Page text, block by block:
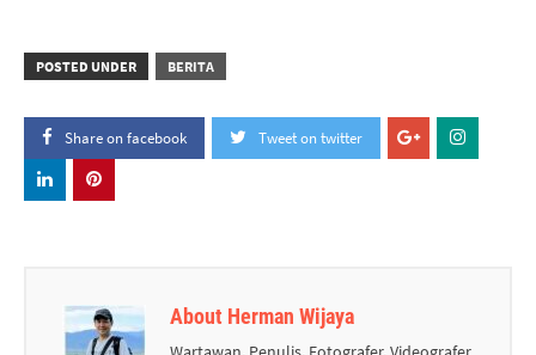
POSTED UNDER BERITA
Share on facebook Tweet on twitter
About Herman Wijaya